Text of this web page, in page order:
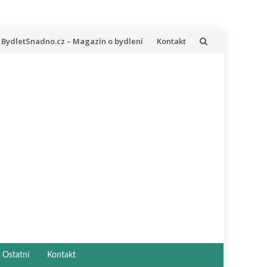
Přeskočit
BydletSnadno.cz – Magazín o bydlení Kontakt
Ostatní Kontakt